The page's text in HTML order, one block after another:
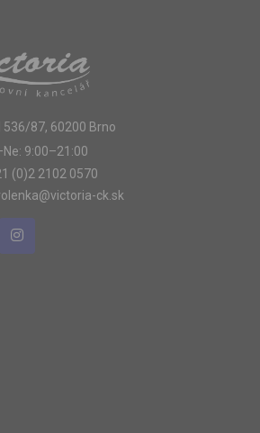
536/87, 60200 Brno
9:00–21:00
(0)2 2102 0570
ck.sk